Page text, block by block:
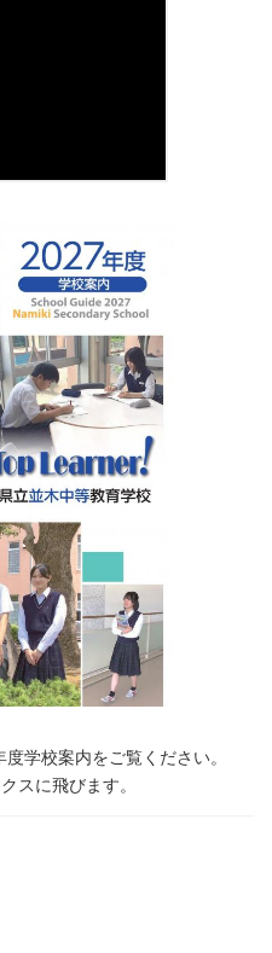
学校案内をご覧ください。
スに飛びます。